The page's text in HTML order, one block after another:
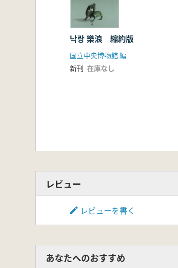
낙랑 樂浪 縮約版
国立中央博物館 編
新刊 在庫なし
レビュー
レビューを書く
あなたへのおすすめ